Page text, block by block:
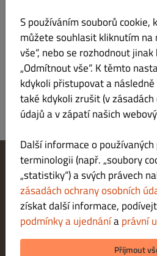
Bezplatné nad Kč 200.00
Mimo Břeclav
Bezplatné nad Kč 1,000.00
Kč 120.00 nad Kč 350.00
Změnit nastavení souborů cookie
Kontaktuj nás
Zásady ochrany osobních údajů
Podmínky a ujednání
Právní upozornění
METODY PLATBY PŘI DORUČENÍ
S používáním souborů cookie,
můžete souhlasit kliknutím na
vše“, nebo se rozhodnout
„Odmítnout vše“. K těmto
kdykoli přistupovat a
také kdykoli zrušit (v
údajů a v zápatí našich
Další informace o
terminologii (např. „soubory
„statistiky“) a svých právech
zásadách ochrany osobních
získat další informace,
podmínky a ujednáníaprávní
Přijmout